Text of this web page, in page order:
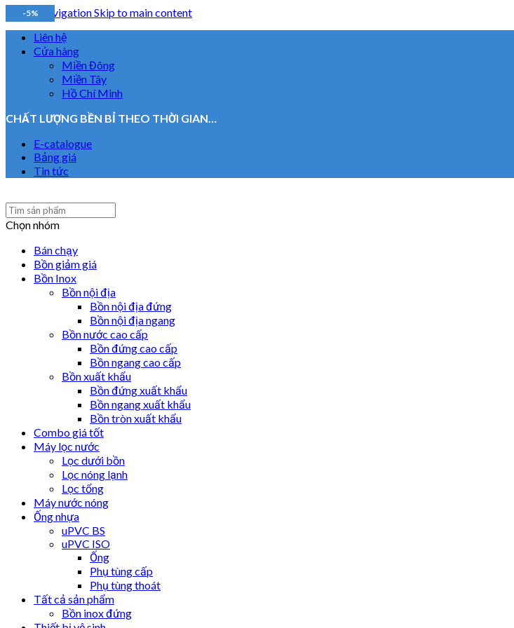
Skip to navigationSkip to main content
Liên hệ
Cửa hàng
Miền Đông
Miền Tây
Hồ Chí Minh
CHẤT LƯỢNG BỀN BỈ THEO THỜI GIAN…
E-catalogue
Bảng giá
Tin tức
Chọn nhóm
Bán chạy
Bồn giảm giá
Bồn Inox
Bồn nội địa
Bồn nội địa đứng
Bồn nội địa ngang
Bồn nước cao cấp
Bồn đứng cao cấp
Bồn ngang cao cấp
Bồn xuất khẩu
Bồn đứng xuất khẩu
Bồn ngang xuất khẩu
Bồn tròn xuất khẩu
Combo giá tốt
Máy lọc nước
Lọc dưới bồn
Lọc nóng lạnh
Lọc tổng
Máy nước nóng
Ống nhựa
uPVC BS
uPVC ISO
Ống
Phụ tùng cấp
Phụ tùng thoát
Tất cả sản phẩm
Bồn inox đứng
-5%